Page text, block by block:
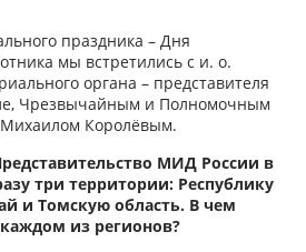
праздника – Дня
мы встретились с и. о.
органа – представителя
Чрезвычайным и Полномочным
Михаилом Королёвым.
МИД России в
три территории: Республику
и Томскую область. В чем
из регионов?